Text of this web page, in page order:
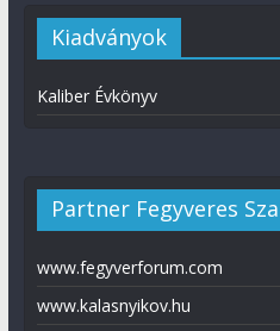
Kiadványok
Kaliber Évkönyv
Partner Fegyveres
www.fegyverforum.com
www.kalasnyikov.hu